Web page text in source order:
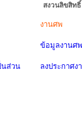
สงวนลิขสิท
นส่วน
งานศพ
ข้อมูลงานศพ
ลงประกาศง